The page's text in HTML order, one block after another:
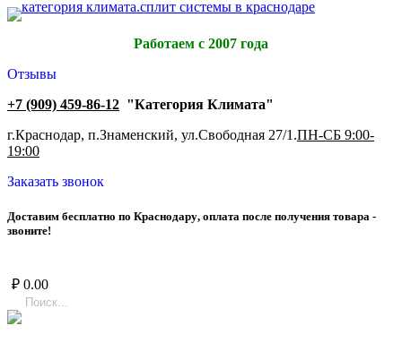
Работаем с 2007 года
Отзывы
+7 (909) 459-86-12 "Категория Климата"
г.Краснодар, п.Знаменский, ул.Свободная 27/1.ПН-СБ 9:00-
19:00
Заказать звонок
Доставим бесплатно по Краснодару, оплата после получения товара -
звоните!
₽ 0.00